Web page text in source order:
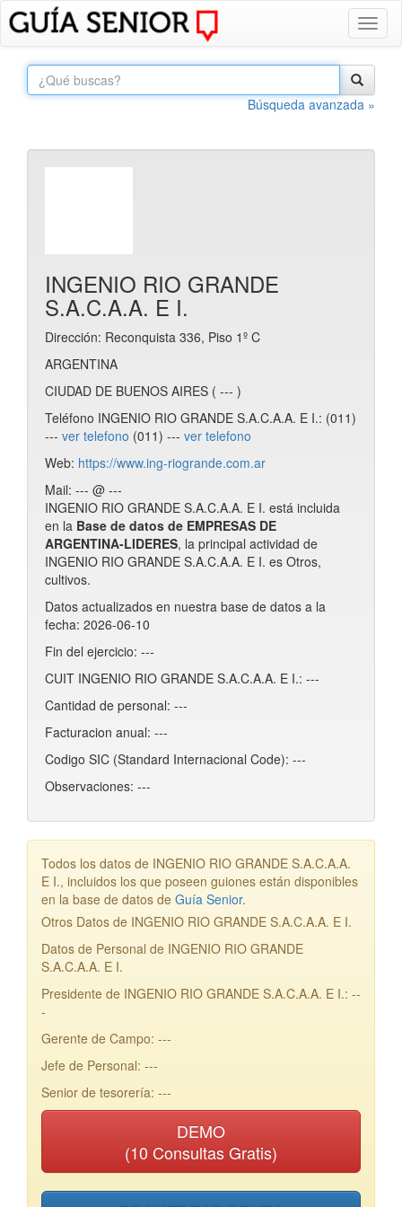
Búsqueda avanzada »
INGENIO RIO GRANDE
S.A.C.A.A. E I.
Dirección: Reconquista 336, Piso 1º C
ARGENTINA
CIUDAD DE BUENOS AIRES ( --- )
Teléfono INGENIO RIO GRANDE S.A.C.A.A. E I.: (011)
--- ver telefono (011) --- ver telefono
Web: https://www.ing-riogrande.com.ar
Mail: --- @ ---
INGENIO RIO GRANDE S.A.C.A.A. E I. está incluida
en la Base de datos de EMPRESAS DE
ARGENTINA-LIDERES, la principal actividad de
INGENIO RIO GRANDE S.A.C.A.A. E I. es Otros,
cultivos.
Datos actualizados en nuestra base de datos a la
fecha: 2026-06-10
Fin del ejercicio: ---
CUIT INGENIO RIO GRANDE S.A.C.A.A. E I.: ---
Cantidad de personal: ---
Facturacion anual: ---
Codigo SIC (Standard Internacional Code): ---
Observaciones: ---
Todos los datos de INGENIO RIO GRANDE S.A.C.A.A.
E I., incluidos los que poseen guiones están disponibles
en la base de datos de Guía Senior.
Otros Datos de INGENIO RIO GRANDE S.A.C.A.A. E I.
Datos de Personal de INGENIO RIO GRANDE
S.A.C.A.A. E I.
Presidente de INGENIO RIO GRANDE S.A.C.A.A. E I.: --
-
Gerente de Campo: ---
Jefe de Personal: ---
Senior de tesorería: ---
DEMO
(10 Consultas Gratis)